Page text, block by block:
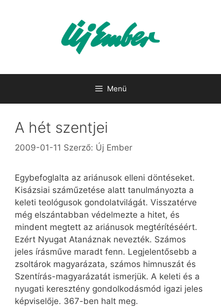
Menü
A hét szentjei
2009-01-11 Szerző: Új Ember
Egybefoglalta az ariánusok elleni döntéseket.
Kisázsiai száműzetése alatt tanulmányozta a
keleti teológusok gondolatvilágát. Visszatérve
még elszántabban védelmezte a hitet, és
mindent megtett az ariánusok megtérítéséért.
Ezért Nyugat Atanáznak nevezték. Számos
jeles írásműve maradt fenn. Legjelentősebb a
zsoltárok magyarázata, számos himnuszát és
Szentírás-magyarázatát ismerjük. A keleti és a
nyugati keresztény gondolkodásmód igazi jeles
képviselője. 367-ben halt meg.